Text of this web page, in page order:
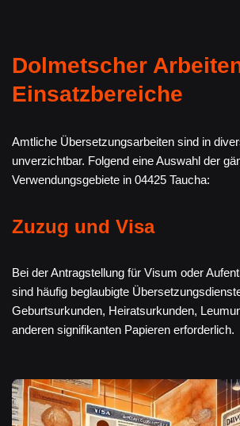
Dolmetscher
Einsatzbereiche
Amtliche Übersetzungsarbeiten sind in
unverzichtbar. Folgend eine Auswahl der
Verwendungsgebiete in 04425 Taucha:
Zuzug und Visa
Bei der Antragstellung für Visum oder
sind häufig beglaubigte
Geburtsurkunden, Heiratsurkunden,
anderen signifikanten Papieren erforderlich.